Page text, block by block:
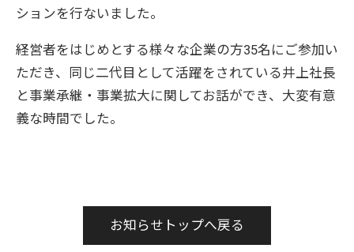
ションを行ないました。
経営者をはじめとする様々な企業の方35名にご参加い
ただき、同じ二代目として活躍をされている井上社長
と事業承継・事業拡大に関してお話ができ、大変有意
義な時間でした。
お知らせトップへ戻る